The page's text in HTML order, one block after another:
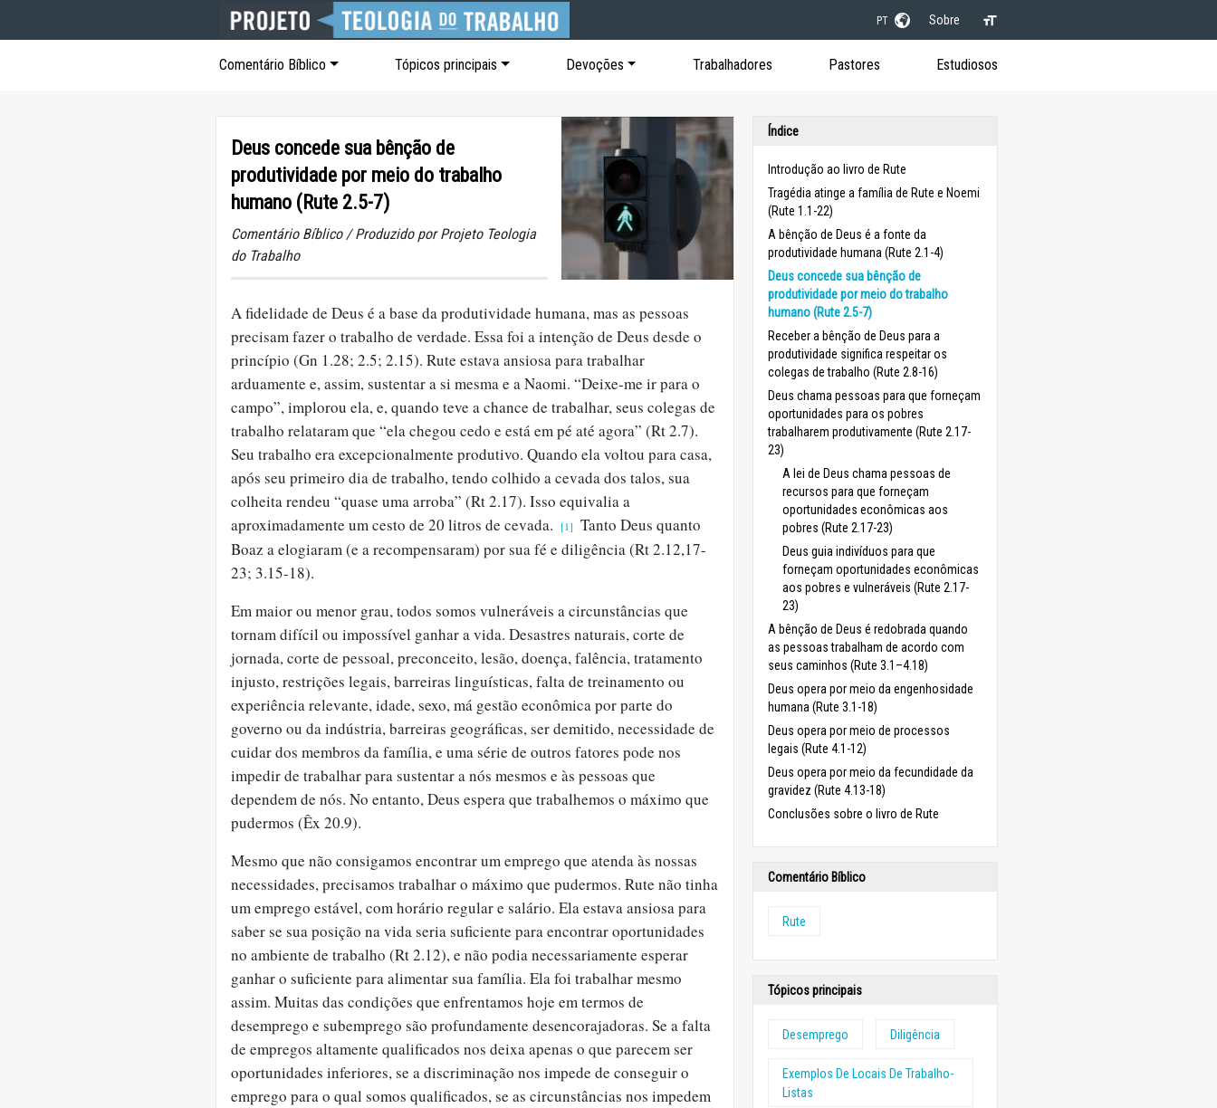
PT Sobre
Comentário Bíblico Tópicos principais Devoções Trabalhadores Pastores Estudiosos
Deus concede sua bênção de
produtividade por meio do trabalho
humano (Rute 2.5-7)
Comentário Bíblico / Produzido por Projeto Teologia
do Trabalho
A fidelidade de Deus é a base da produtividade humana, mas as pessoas
precisam fazer o trabalho de verdade. Essa foi a intenção de Deus desde o
princípio (Gn 1.28; 2.5; 2.15). Rute estava ansiosa para trabalhar
arduamente e, assim, sustentar a si mesma e a Naomi. “Deixe-me ir para o
campo”, implorou ela, e, quando teve a chance de trabalhar, seus colegas de
trabalho relataram que “ela chegou cedo e está em pé até agora” (Rt 2.7).
Seu trabalho era excepcionalmente produtivo. Quando ela voltou para casa,
após seu primeiro dia de trabalho, tendo colhido a cevada dos talos, sua
colheita rendeu “quase uma arroba” (Rt 2.17). Isso equivalia a
aproximadamente um cesto de 20 litros de cevada.
[1] Tanto Deus quanto
Boaz a elogiaram (e a recompensaram) por sua fé e diligência (Rt 2.12,17-
23; 3.15-18).
Em maior ou menor grau, todos somos vulneráveis ​​a circunstâncias que
tornam difícil ou impossível ganhar a vida. Desastres naturais, corte de
jornada, corte de pessoal, preconceito, lesão, doença, falência, tratamento
injusto, restrições legais, barreiras linguísticas, falta de treinamento ou
experiência relevante, idade, sexo, má gestão econômica por parte do
governo ou da indústria, barreiras geográficas, ser demitido, necessidade de
cuidar dos membros da família, e uma série de outros fatores pode nos
impedir de trabalhar para sustentar a nós mesmos e às pessoas que
dependem de nós. No entanto, Deus espera que trabalhemos o máximo que
pudermos (Êx 20.9).
Mesmo que não consigamos encontrar um emprego que atenda às nossas
necessidades, precisamos trabalhar o máximo que pudermos. Rute não tinha
um emprego estável, com horário regular e salário. Ela estava ansiosa para
saber se sua posição na vida seria suficiente para encontrar oportunidades
no ambiente de trabalho (Rt 2.12), e não podia necessariamente esperar
ganhar o suficiente para alimentar sua família. Ela foi trabalhar mesmo
assim. Muitas das condições que enfrentamos hoje em termos de
desemprego e subemprego são profundamente desencorajadoras. Se a falta
de empregos altamente qualificados nos deixa apenas o que parecem ser
oportunidades inferiores, se a discriminação nos impede de conseguir o
emprego para o qual somos qualificados, se as circunstâncias nos impedem
Índice
Introdução ao livro de Rute
Tragédia atinge a família de Rute e Noemi
(Rute 1.1-22)
A bênção de Deus é a fonte da
produtividade humana (Rute 2.1-4)
Deus concede sua bênção de
produtividade por meio do trabalho
humano (Rute 2.5-7)
Receber a bênção de Deus para a
produtividade significa respeitar os
colegas de trabalho (Rute 2.8-16)
Deus chama pessoas para que forneçam
oportunidades para os pobres
trabalharem produtivamente (Rute 2.17-
23)
A lei de Deus chama pessoas de
recursos para que forneçam
oportunidades econômicas aos
pobres (Rute 2.17-23)
Deus guia indivíduos para que
forneçam oportunidades econômicas
aos pobres e vulneráveis (Rute 2.17-
23)
A bênção de Deus é redobrada quando
as pessoas trabalham de acordo com
seus caminhos (Rute 3.1–4.18)
Deus opera por meio da engenhosidade
humana (Rute 3.1-18)
Deus opera por meio de processos
legais (Rute 4.1-12)
Deus opera por meio da fecundidade da
gravidez (Rute 4.13-18)
Conclusões sobre o livro de Rute
Comentário Bíblico
Rute
Tópicos principais
Desemprego Diligência
Exemplos De Locais De Trabalho-
Listas